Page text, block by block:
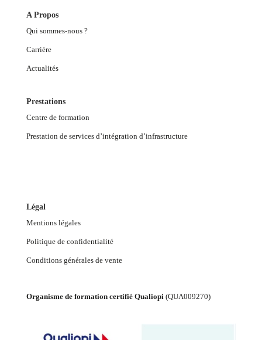
A Propos
Qui sommes-nous ?
Carrière
Actualités
Prestations
Centre de formation
Prestation de services d’intégration d’infrastructure
Légal
Mentions légales
Politique de confidentialité
Conditions générales de vente
Organisme de formation certifié Qualiopi(QUA009270)